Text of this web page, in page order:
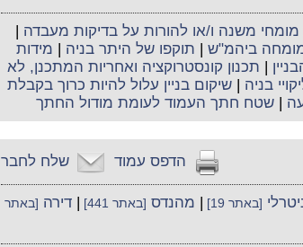
משנה ו/או להורות על בדיקות מעבדה |
מומחה ביהמ"ש | תוקפו של היתר בניה | מידות
| תכנון קונסטרוקציה ואחריות המתכנן, לא
בניה | שיקום בניין עלול להיות כרוך בקבלת
| שטח חתך העמוד לעומת מודול החתך
שלח לחבר הדפס עמוד
[באתר 19] | מהנדס [באתר 441] | דירה [באתר